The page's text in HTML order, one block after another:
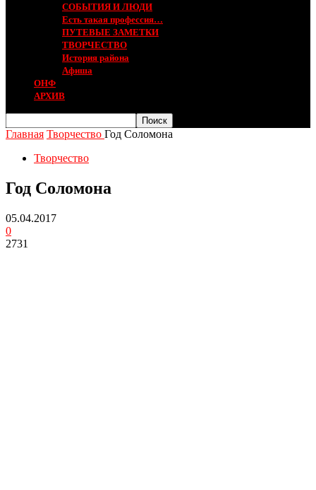
СОБЫТИЯ И ЛЮДИ
Есть такая профессия…
ПУТЕВЫЕ ЗАМЕТКИ
ТВОРЧЕСТВО
История района
Афиша
ОНФ
АРХИВ
Главная Творчество Год Соломона
Творчество
Год Соломона
05.04.2017
0
2731